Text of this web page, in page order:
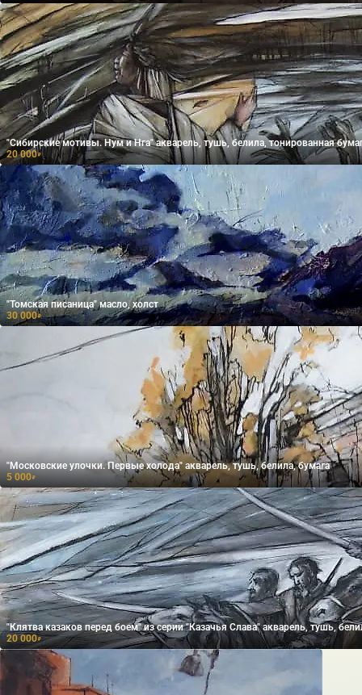
"Сибирские мотивы. Нум и Нга" акварель, тушь, белила, тонированная
20 000₽
"Томская писаница" масло, холст
30 000₽
"Московские улочки. Первые холода" акварель, тушь, белила, бумага
5 000₽
"Клятва казаков перед боем" из серии "Казачья Слава" акварель, тушь,
20 000₽